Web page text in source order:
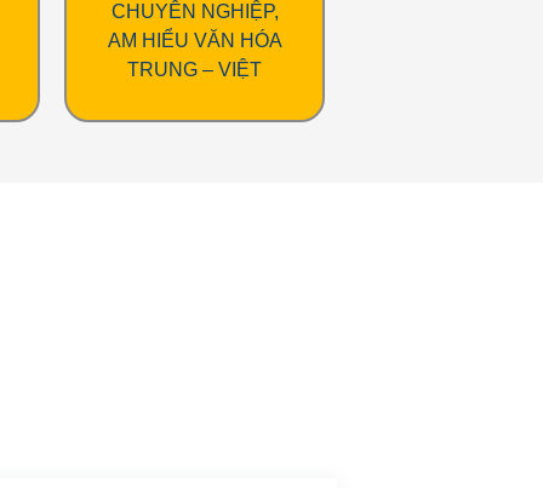
CHUYÊN NGHIỆP,
AM HIỂU VĂN HÓA
TRUNG – VIỆT